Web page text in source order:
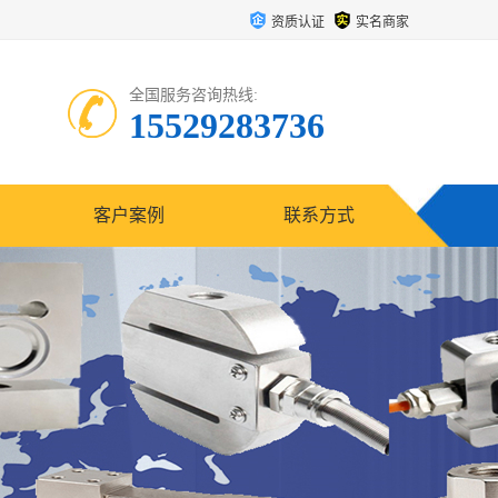
资质认证 实名商家
全国服务咨询热线:
15529283736
客户案例 联系方式